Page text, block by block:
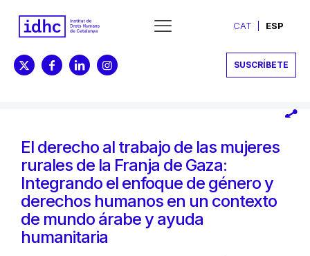
CAT ESP
SUSCRÍBETE
El derecho al trabajo de las mujeres
rurales de la Franja de Gaza:
Integrando el enfoque de género y
derechos humanos en un contexto
de mundo árabe y ayuda
humanitaria